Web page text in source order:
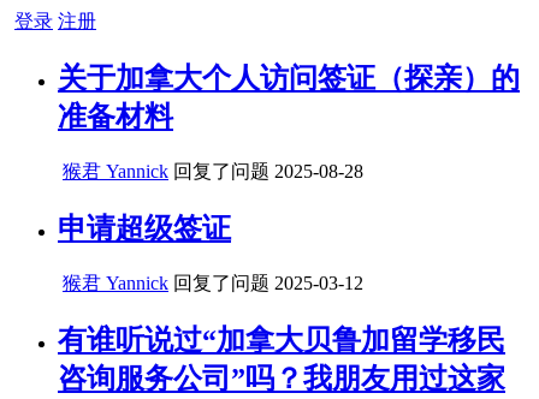
登录 注册
关于加拿大个人访问签证（探亲）的
准备材料
猴君 Yannick 回复了问题 2025-08-28
申请超级签证
猴君 Yannick 回复了问题 2025-03-12
有谁听说过“加拿大贝鲁加留学移民
咨询服务公司”吗？我朋友用过这家